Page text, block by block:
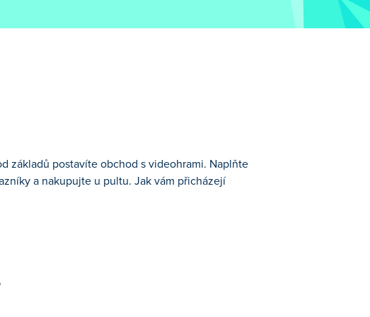
základů postavíte obchod s videohrami. Naplňte
a nakupujte u pultu. Jak vám přicházejí
Naplňte své regály konzolemi a arkádovými
Je čas otevřít obchod!